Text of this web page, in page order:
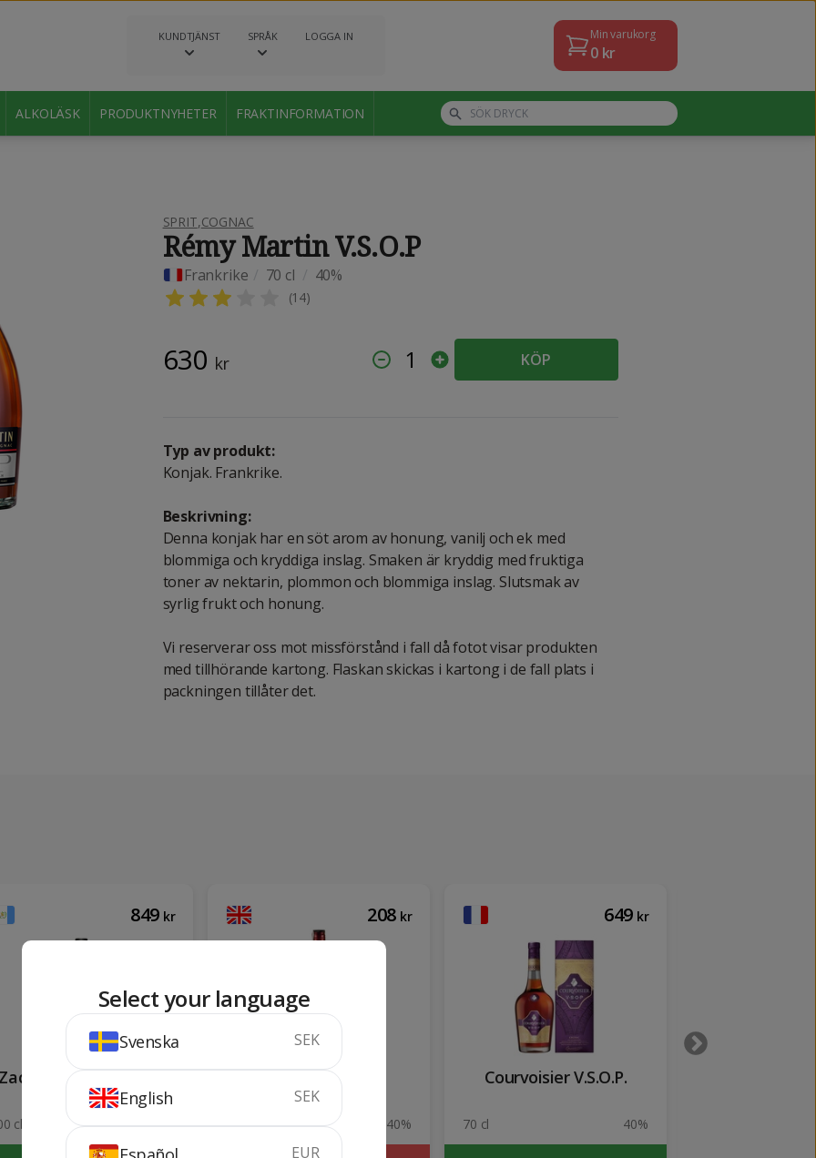
KUNDTJÄNST SPRÅK LOGGA IN Min varukorg
0kr
ALKOLÄSK PRODUKTNYHETER FRAKTINFORMATION
SPRIT,COGNAC
Rémy Martin V.S.O.P
Frankrike 70 cl 40%
(14)
630 kr 1 KÖP
Typ av produkt:
Konjak. Frankrike.
Beskrivning:
Denna konjak har en söt arom av honung, vanilj och ek med
blommiga och kryddiga inslag. Smaken är kryddig med fruktiga
toner av nektarin, plommon och blommiga inslag. Slutsmak av
syrlig frukt och honung.
Vi reserverar oss mot missförstånd i fall då fotot visar produkten
med tillhörande kartong. Flaskan skickas i kartong i de fall plats i
packningen tillåter det.
849 kr
Zacapa Centenario 23
years 1 lit
cl 40%
208 kr
Grant's (Plastic)
100 cl 40%
649 kr
Courvoisier V.S.O.P.
70 cl 40%
Select your language
Svenska SEK
English SEK
EUR